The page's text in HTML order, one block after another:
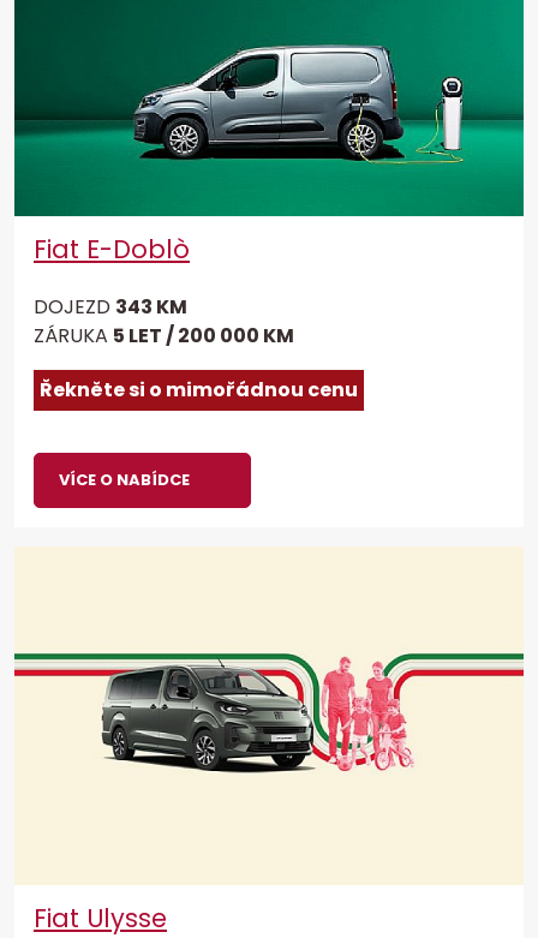
Fiat E-Doblò
DOJEZD 343 KM
ZÁRUKA 5 LET / 200 000 KM
Řekněte si o mimořádnou cenu
VÍCE O NABÍDCE
Fiat Ulysse